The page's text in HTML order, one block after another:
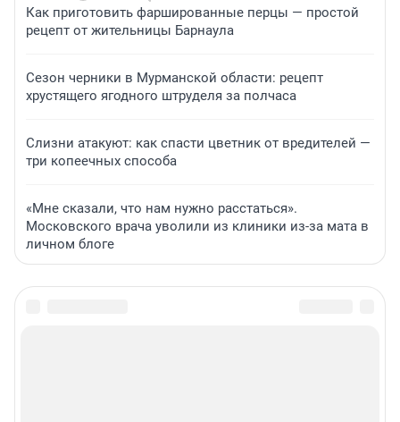
Как приготовить фаршированные перцы — простой
рецепт от жительницы Барнаула
Сезон черники в Мурманской области: рецепт
хрустящего ягодного штруделя за полчаса
Слизни атакуют: как спасти цветник от вредителей —
три копеечных способа
«Мне сказали, что нам нужно расстаться».
Московского врача уволили из клиники из-за мата в
личном блоге